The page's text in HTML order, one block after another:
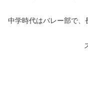
中学時代はバレー部で、